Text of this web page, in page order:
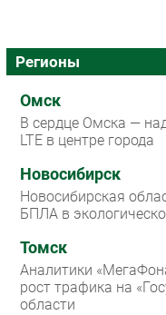
Регионы
Омск
В сердце Омска —
LTE в центре города
Новосибирск
Новосибирская
БПЛА в
Томск
Аналитики
рост трафика на
области